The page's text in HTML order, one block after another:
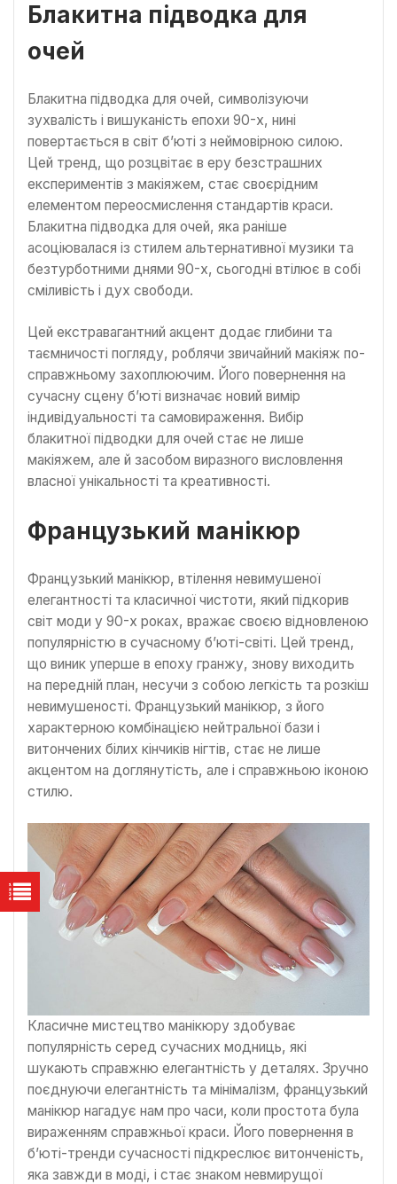
Блакитна підводка для
очей
Блакитна підводка для очей, символізуючи
зухвалість і вишуканість епохи 90-х, нині
повертається в світ б’юті з неймовірною силою.
Цей тренд, що розцвітає в еру безстрашних
експериментів з макіяжем, стає своєрідним
елементом переосмислення стандартів краси.
Блакитна підводка для очей, яка раніше
асоціювалася із стилем альтернативної музики та
безтурботними днями 90-х, сьогодні втілює в собі
сміливість і дух свободи.
Цей екстравагантний акцент додає глибини та
таємничості погляду, роблячи звичайний макіяж по-
справжньому захоплюючим. Його повернення на
сучасну сцену б’юті визначає новий вимір
індивідуальності та самовираження. Вибір
блакитної підводки для очей стає не лише
макіяжем, але й засобом виразного висловлення
власної унікальності та креативності.
Французький манікюр
Французький манікюр, втілення невимушеної
елегантності та класичної чистоти, який підкорив
світ моди у 90-х роках, вражає своєю відновленою
популярністю в сучасному б’юті-світі. Цей тренд,
що виник уперше в епоху гранжу, знову виходить
на передній план, несучи з собою легкість та розкіш
невимушеності. Французький манікюр, з його
характерною комбінацією нейтральної бази і
витончених білих кінчиків нігтів, стає не лише
акцентом на доглянутість, але і справжньою іконою
стилю.
Класичне мистецтво манікюру здобуває
популярність серед сучасних модниць, які
шукають справжню елегантність у деталях. Зручно
поєднуючи елегантність та мінімалізм, французький
манікюр нагадує нам про часи, коли простота була
вираженням справжньої краси. Його повернення в
б’юті-тренди сучасності підкреслює витонченість,
яка завжди в моді, і стає знаком невмирущої